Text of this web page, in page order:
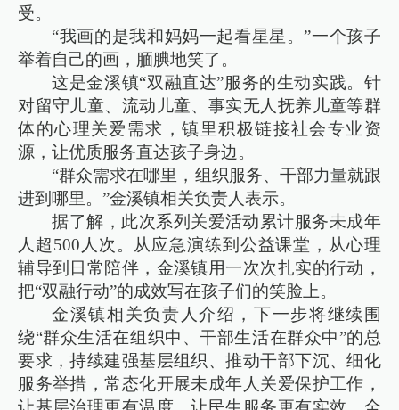
受。
“我画的是我和妈妈一起看星星。”一个孩子
举着自己的画，腼腆地笑了。
这是金溪镇“双融直达”服务的生动实践。针
对留守儿童、流动儿童、事实无人抚养儿童等群
体的心理关爱需求，镇里积极链接社会专业资
源，让优质服务直达孩子身边。
“群众需求在哪里，组织服务、干部力量就跟
进到哪里。”金溪镇相关负责人表示。
据了解，此次系列关爱活动累计服务未成年
人超500人次。从应急演练到公益课堂，从心理
辅导到日常陪伴，金溪镇用一次次扎实的行动，
把“双融行动”的成效写在孩子们的笑脸上。
金溪镇相关负责人介绍，下一步将继续围
绕“群众生活在组织中、干部生活在群众中”的总
要求，持续建强基层组织、推动干部下沉、细化
服务举措，常态化开展未成年人关爱保护工作，